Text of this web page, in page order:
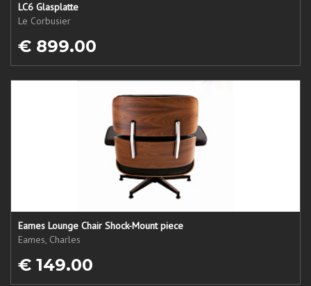
LC6 Glasplatte
Le Corbusier
€ 899.00
Eames Lounge Chair Shock-Mount piece
Eames, Charles
€ 149.00